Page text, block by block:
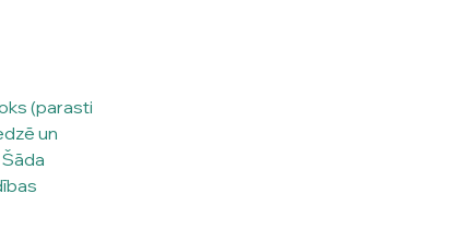
(parasti
un